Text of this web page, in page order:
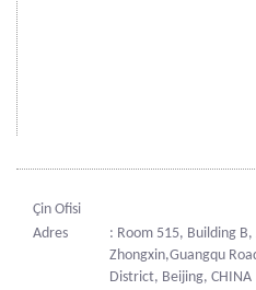
Çin Ofisi
Adres
: Room 515, Building B,
Zhongxin,Guangqu
District, Beijing, CHINA